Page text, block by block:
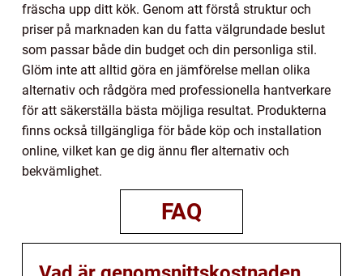
fräscha upp ditt kök. Genom att förstå struktur och
priser på marknaden kan du fatta välgrundade beslut
som passar både din budget och din personliga stil.
Glöm inte att alltid göra en jämförelse mellan olika
alternativ och rådgöra med professionella hantverkare
för att säkerställa bästa möjliga resultat. Produkterna
finns också tillgängliga för både köp och installation
online, vilket kan ge dig ännu fler alternativ och
bekvämlighet.
FAQ